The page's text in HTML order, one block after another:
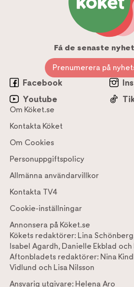
Få de senaste
Prenumerera på
Facebook
Youtube
Om Köket.se
Kontakta Köket
Om Cookies
Personuppgiftspolicy
Allmänna användarvillkor
Kontakta TV4
Cookie-inställningar
Annonsera på Köket.se
Kökets redaktörer: Lina Schönberg
Isabel Agardh, Danielle Ekblad och
Aftonbladets redaktörer: Nina
Vidlund och Lisa Nilsson
Ansvarig utgivare: Helena Aro